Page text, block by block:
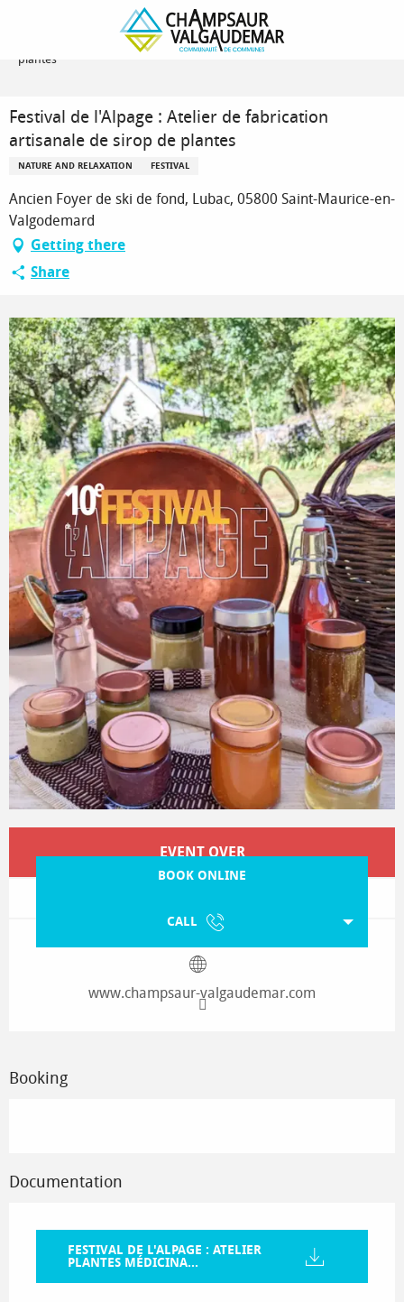
Festival de l'Alpage : Atelier de fabrication artisanale de sirop de
plantes
Festival de l'Alpage : Atelier de fabrication
artisanale de sirop de plantes
NATURE AND RELAXATION FESTIVAL
Ancien Foyer de ski de fond, Lubac, 05800 Saint-Maurice-en-
Valgodemard
Getting there
Share
EVENT OVER
BOOK ONLINE
CALL
www.champsaur-valgaudemar.com
Booking
Documentation
FESTIVAL DE L'ALPAGE : ATELIER
PLANTES MÉDICINA...